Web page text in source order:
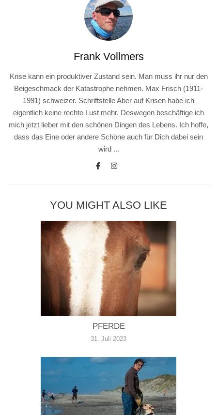
Frank Vollmers
Krise kann ein produktiver Zustand sein. Man muss ihr nur den
Beigeschmack der Katastrophe nehmen. Max Frisch (1911-
1991) schweizer. Schriftstelle Aber auf Krisen habe ich
eigentlich keine rechte Lust mehr. Deswegen beschäftige ich
mich jetzt lieber mit den schönen Dingen des Lebens. Ich hoffe,
dass das Eine oder andere Schöne auch für Dich dabei sein
wird ...
YOU MIGHT ALSO LIKE
PFERDE
31. Juli 2023